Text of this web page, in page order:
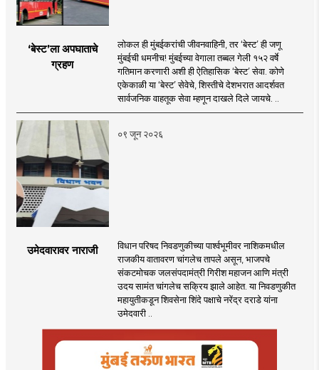
‘बेस्ट’ला अपघाताचे
ग्रहण
लोकल ही मुंबईकरांची जीवनवाहिनी, तर ‘बेस्ट’ ही जणू
मुंबईची धमनीच! मुंबईच्या वेगाला तब्बल गेली १५२ वर्षे
गतिमान करणारी अशी ही ऐतिहासिक ‘बेस्ट’ सेवा. कोणे
एकेकाळी या ‘बेस्ट’ सेवेचे, शिस्तीचे देशभरात आदर्शवत
सार्वजनिक वाहतूक सेवा म्हणून दाखले दिले जायचे. ..
०९ जून २०२६
उमेदवारावर नाराजी
विधान परिषद निवडणुकीच्या पार्श्वभूमीवर नाशिकमधील
राजकीय वातावरण चांगलेच तापले असून, भाजपचे
संकटमोचक जलसंपदामंत्री गिरीश महाजन आणि मंत्री
उदय सामंत चांगलेच सक्रिय झाले आहेत. या निवडणुकीत
महायुतीकडून शिवसेना शिंदे पक्षाचे नरेंद्र दराडे यांना
उमेदवारी ..